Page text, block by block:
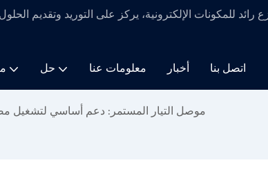
رائد للمكونات الإلكترونية، يركز على التوريد وتقديم
حل معلومات عنا أخبار اتصل بنا
موصل التيار المستمر: دعم أساسي لتشغيل